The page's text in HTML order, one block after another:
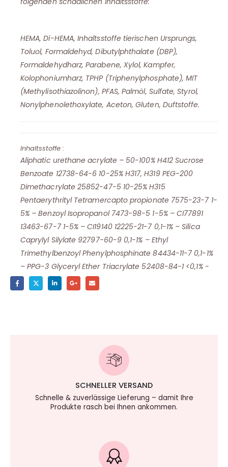
HEMA, Di-HEMA, Inhaltsstoffe tierischen Ursprungs,
Toluol, Formaldehyd, Dibutylphthalate (DBP),
Formaldehydharz, Parabene, Xylol, Kampfer,
Kolophoniumharz, TPHP (Triphenylphosphate), MIT
(Methylisothiazolinon), PFAS, Palmöl, Sulfate, Styrol,
Nonylphenolethoxylate, Aceton, Gluten, Duftstoffe.
Inhaltsstoffe :
Aliphatic urethane acrylate – 50-100% H412 Sucrose
Benzoate 12738-64-6 10-25% H317, H319 PEG-200
Dimethacrylate 25852-47-5 10-25% H315
Pentaerythrityl Tetramercapto propionate 7575-23-7 1-
5% – Benzoyl Isopropanol 7473-98-5 1-5% – CI77891
13463-67-7 1-5% – CI19140 12225-21-7 0,1-1% – Silica
Caprylyl Silylate 92797-60-9 0,1-1% – Ethyl
Trimethylbenzoyl Phenylphosphinate 84434-11-7 0,1-1%
– PPG-3 Glyceryl Ether Triacrylate 52408-84-1 <0,1% -
SCHNELLER VERSAND
Schnelle & zuverlässige Lieferung – damit Ihre
Produkte rasch bei Ihnen ankommen.